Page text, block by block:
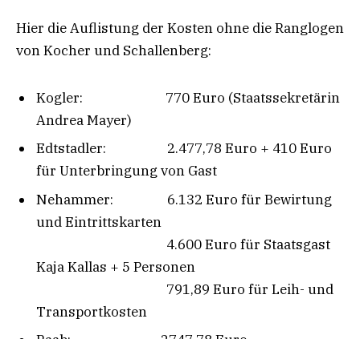
Hier die Auflistung der Kosten ohne die Ranglogen
von Kocher und Schallenberg:
Kogler: 770 Euro (Staatssekretärin
Andrea Mayer)
Edtstadler: 2.477,78 Euro + 410 Euro
für Unterbringung von Gast
Nehammer: 6.132 Euro für Bewirtung
und Eintrittskarten
4.600 Euro für Staatsgast
Kaja Kallas + 5 Personen
791,89 Euro für Leih- und
Transportkosten